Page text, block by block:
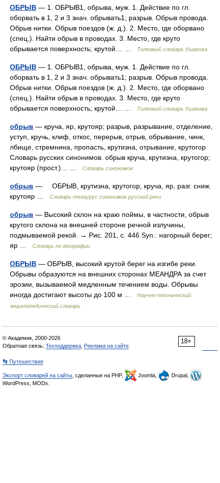
ОБРЫВ — 1. ОБРЫВ1, обрыва, муж. 1. Действие по гл.
оборвать в 1, 2 и 3 знач. обрывать1; разрыв. Обрыв провода.
Обрыв нитки. Обрыв поездов (ж. д.). 2. Место, где оборвано
(спец.). Найти обрыв в проводах. 3. Место, где круто
обрывается поверхность; крутой… …
Толковый словарь Ушакова
ОБРЫВ — 1. ОБРЫВ1, обрыва, муж. 1. Действие по гл.
оборвать в 1, 2 и 3 знач. обрывать1; разрыв. Обрыв провода.
Обрыв нитки. Обрыв поездов (ж. д.). 2. Место, где оборвано
(спец.). Найти обрыв в проводах. 3. Место, где круто
обрывается поверхность; крутой… …
Толковый словарь Ушакова
обрыв — круча, яр, крутояр; разрыв, разрывание, отделение,
уступ, кручь, клиф, откос, перерыв, отрыв, обрывание, чинк,
лбище, стремнина, пропасть, крутизна, отрывание, крутогор
Словарь русских синонимов. обрыв круча, крутизна, крутогор;
крутояр (прост.)… …
Словарь синонимов
обрыв — ОБРЫВ, крутизна, крутогор, круча, яр, разг. сниж.
крутояр …
Словарь-тезаурус синонимов русской речи
обрыв — Высокий склон на краю поймы, в частности, обрыв
крутого склона на внешней стороне речной излучины,
подмываемой рекой. → Рис. 201, с. 446 Syn.: нагорный берег;
яр …
Словарь по географии
ОБРЫВ — ОБРЫВ, высокий крутой берег на изгибе реки.
Обрывы образуются на внешних сторонах МЕАНДРА за счет
эрозии, вызываемой медленным течением воды. Обрывы
иногда достигают высоты до 100 м …
Научно-технический
энциклопедический словарь
18+
© Академик, 2000-2026
Обратная связь: Техподдержка Реклама на сайте
👣 Путешествия
Экспорт словарей на сайты , сделанные на PHP, Joomla,
Drupal,
WordPress, MODx.